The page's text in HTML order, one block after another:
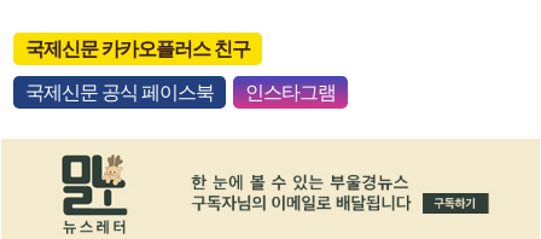
국제신문 카카오플러스 친구
국제신문 공식 페이스북 인스타그램